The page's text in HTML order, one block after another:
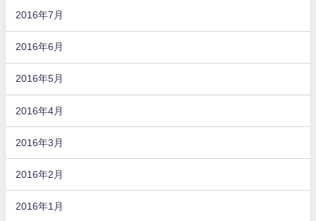
2016年7月
2016年6月
2016年5月
2016年4月
2016年3月
2016年2月
2016年1月